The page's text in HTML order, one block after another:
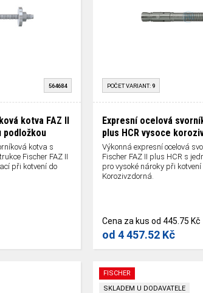
564684
kotva FAZ II
podložkou
kotva s
Fischer FAZ II
při kotvení do
POČET VARIANT:9
Expresní ocelová
plus HCR vysoce
Výkonná expresní ocelová
Fischer FAZ II plus HCR s
pro vysoké nároky při kotvení
Korozivzdorná.
Cena za kusod 445.75 Kč
od 4 457.52 Kč
FISCHER
SKLADEM U DODAVATELE